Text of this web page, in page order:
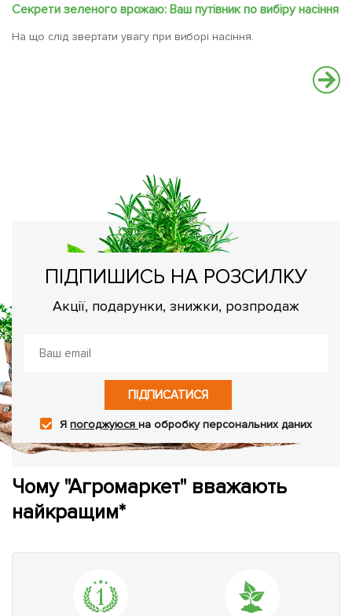
Секрети зеленого врожаю: Ваш путівник по вибіру насіння
На що слід звертати увагу при виборі насіння.
ПІДПИШИСЬ НА РОЗСИЛКУ
Акції, подарунки, знижки, розпродаж
ПІДПИСАТИСЯ
Япогоджуюсяна обробку персональних даних
Чому "Агромаркет" вважають
найкращим*